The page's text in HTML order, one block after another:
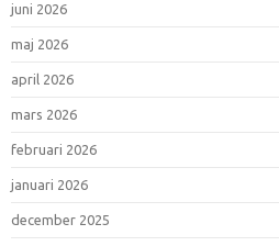
juni 2026
maj 2026
april 2026
mars 2026
februari 2026
januari 2026
december 2025